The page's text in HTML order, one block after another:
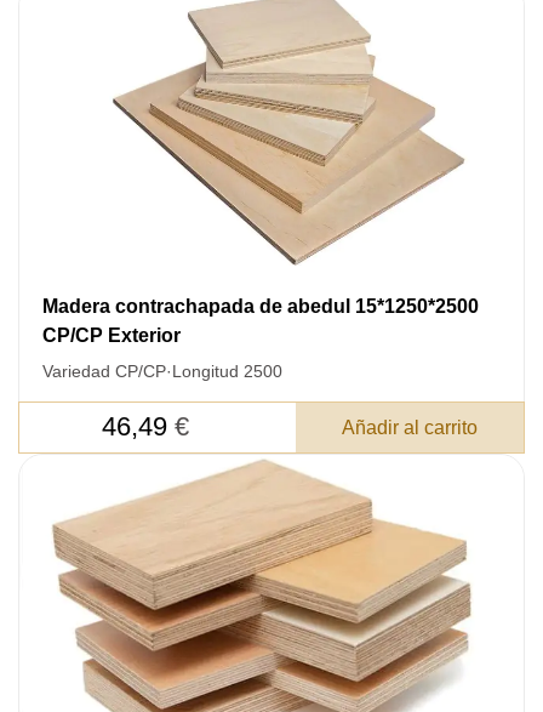
Madera contrachapada de abedul 15*1250*2500
CP/CP Exterior
Variedad CP/CP·Longitud 2500
46,49 € Añadir al carrito